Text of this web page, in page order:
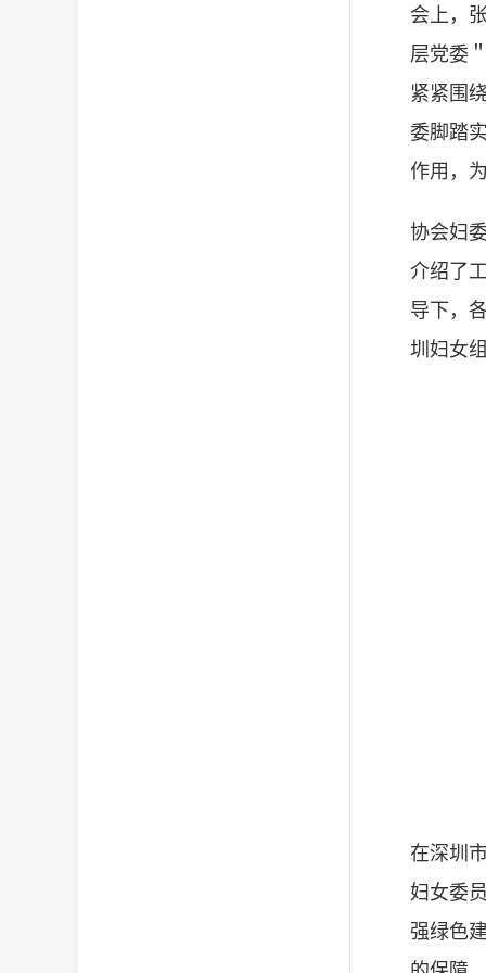
会上，
层党委
紧紧围
委脚踏
作用，
协会妇
介绍了
导下，
圳妇女
在深圳
妇女委
强绿色